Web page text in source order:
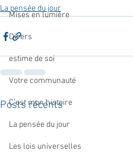
Mises en lumière
Divers
estime de soi
Votre communauté
C'est mon histoire
La pensée du jour
Les lois universelles
La pensée du jour
Posts récents